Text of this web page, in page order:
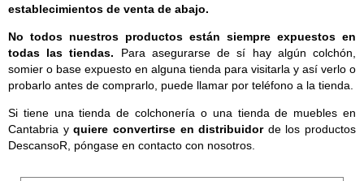
establecimientos de venta de abajo.
No todos nuestros productos están siempre expuestos en
todas las tiendas. Para asegurarse de sí hay algún colchón,
somier o base expuesto en alguna tienda para visitarla y así verlo o
probarlo antes de comprarlo, puede llamar por teléfono a la tienda.
Si tiene una tienda de colchonería o una tienda de muebles en
Cantabria yquiere convertirse en distribuidorde los productos
DescansoR, póngase en contacto con nosotros.